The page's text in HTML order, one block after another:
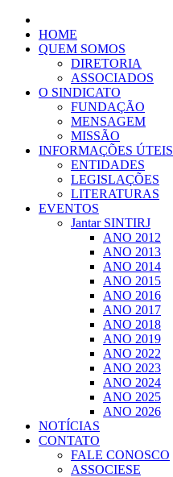
HOME
QUEM SOMOS
DIRETORIA
ASSOCIADOS
O SINDICATO
FUNDAÇÃO
MENSAGEM
MISSÃO
INFORMAÇÕES ÚTEIS
ENTIDADES
LEGISLAÇÕES
LITERATURAS
EVENTOS
Jantar SINTIRJ
ANO 2012
ANO 2013
ANO 2014
ANO 2015
ANO 2016
ANO 2017
ANO 2018
ANO 2019
ANO 2022
ANO 2023
ANO 2024
ANO 2025
ANO 2026
NOTÍCIAS
CONTATO
FALE CONOSCO
ASSOCIESE